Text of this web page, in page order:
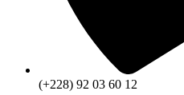
(+228) 92 03 60 12